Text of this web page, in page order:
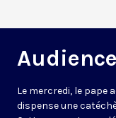
Le mercredi, le pape
dispense une